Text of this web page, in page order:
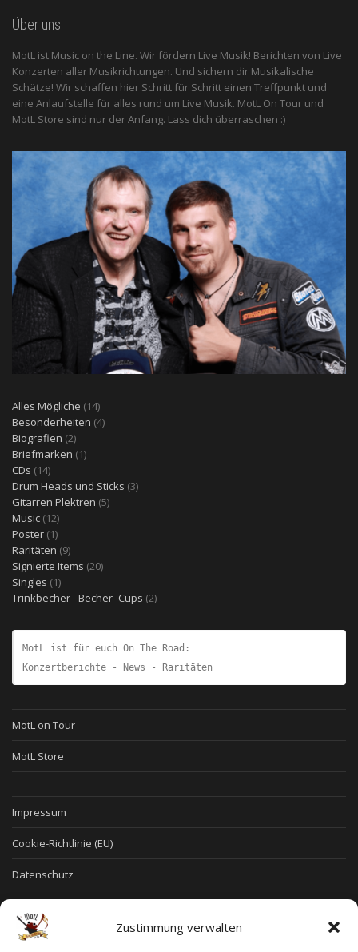
Zustimmung verwalten
Über uns
MotL ist Music on the Line. Wir fördern Live Musik! Berichten von Live
Konzerten aller Musikrichtungen. Und sichern dir Musikalische
Schätze! Wir schaffen hier Schritt für Schritt einen Treffpunkt und
eine Anlaufstelle für alles rund um Live Musik. MotL On Tour und
MotL Store sind nur der Anfang. Lass dich überraschen :)
Alles Mögliche 1414
Produkte
Besonderheiten 44
Biografien 22
Produkte
Briefmarken 11
CDs 1414
Produkte
Drum Heads und Sticks 33
Gitarren Plektren 55
Music 1212
Produkte
Poster 11
Produkt
Raritäten 99
Produkte
Signierte Items 2020
Singles 11
Produkt
Trinkbecher - Becher- Cups 22
MotL ist für euch On The Road:
Konzertberichte - News - Raritäten
MotL on Tour
MotL Store
Impressum
Cookie-Richtlinie (EU)
Datenschutz
Widerruf